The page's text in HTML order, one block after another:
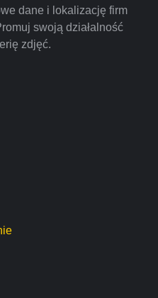
dane i lokalizację firm
swoją działalność
zdjęć.